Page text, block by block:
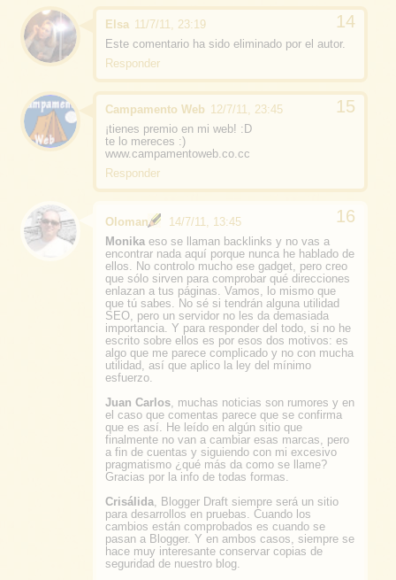
Elsa 11/7/11, 23:19
Este comentario ha sido eliminado por el autor.
Responder
Campamento Web 12/7/11, 23:45
¡tienes premio en mi web! :D
te lo mereces :)
www.campamentoweb.co.cc
Responder
Oloman
14/7/11, 13:45
Monika eso se llaman backlinks y no vas a
encontrar nada aquí porque nunca he hablado de
ellos. No controlo mucho ese gadget, pero creo
que sólo sirven para comprobar qué direcciones
enlazan a tus páginas. Vamos, lo mismo que
que tú sabes. No sé si tendrán alguna utilidad
SEO, pero un servidor no les da demasiada
importancia. Y para responder del todo, si no he
escrito sobre ellos es por esos dos motivos: es
algo que me parece complicado y no con mucha
utilidad, así que aplico la ley del mínimo
esfuerzo.
Juan Carlos , muchas noticias son rumores y en
el caso que comentas parece que se confirma
que es así. He leído en algún sitio que
finalmente no van a cambiar esas marcas, pero
a fin de cuentas y siguiendo con mi excesivo
pragmatismo ¿qué más da como se llame?
Gracias por la info de todas formas.
Crisálida , Blogger Draft siempre será un sitio
para desarrollos en pruebas. Cuando los
cambios están comprobados es cuando se
pasan a Blogger. Y en ambos casos, siempre se
hace muy interesante conservar copias de
seguridad de nuestro blog.